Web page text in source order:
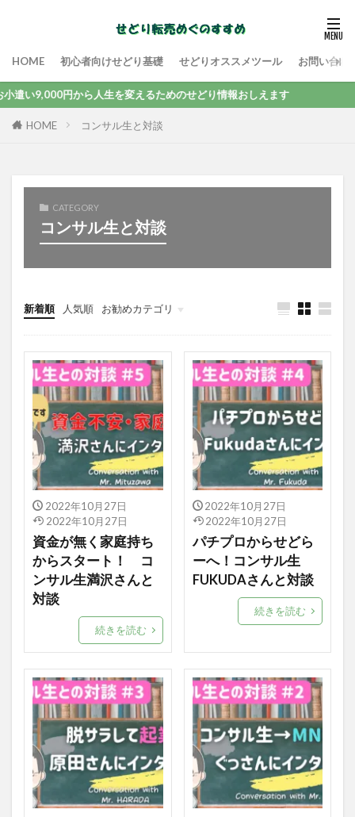
HOME 初心者向けせどり基礎 せどりオススメツール お問い合わ
9,000円から人生を変えるためのせどり情報おしえます
HOME コンサル生と対談
CATEGORY
コンサル生と対談
新着順 人気順 お勧めカテゴリ
未分類
2022年10月27日
2022年10月27日
資金が無く家庭持ち
からスタート！ コ
ンサル生満沢さんと
対談
続きを読む
2022年10月27日
2022年10月27日
パチプロからせどら
ーへ！コンサル生
FUKUDAさんと対談
続きを読む